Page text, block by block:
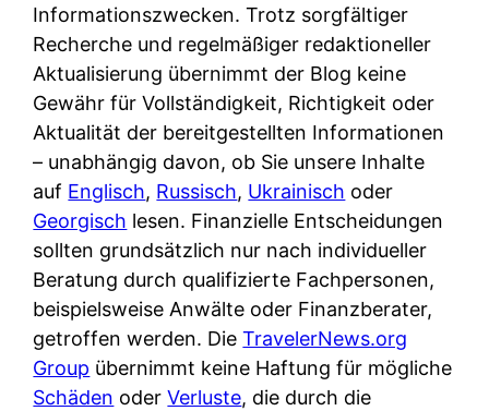
Informationszwecken. Trotz sorgfältiger
Recherche und regelmäßiger redaktioneller
Aktualisierung übernimmt der Blog keine
Gewähr für Vollständigkeit, Richtigkeit oder
Aktualität der bereitgestellten Informationen
– unabhängig davon, ob Sie unsere Inhalte
auf Englisch, Russisch, Ukrainisch oder
Georgisch lesen. Finanzielle Entscheidungen
sollten grundsätzlich nur nach individueller
Beratung durch qualifizierte Fachpersonen,
beispielsweise Anwälte oder Finanzberater,
getroffen werden. DieTravelerNews.org
Group übernimmt keine Haftung für mögliche
Schäden oderVerluste, die durch die